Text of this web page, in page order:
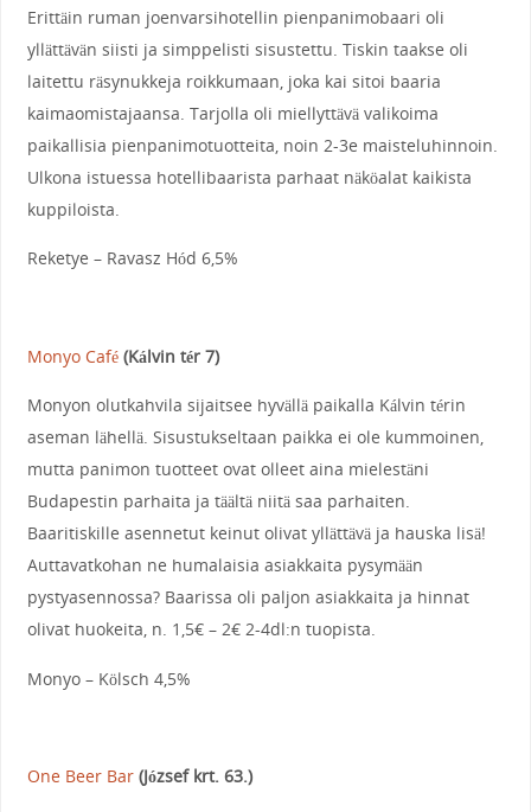
Erittäin ruman joenvarsihotellin pienpanimobaari oli
yllättävän siisti ja simppelisti sisustettu. Tiskin taakse oli
laitettu räsynukkeja roikkumaan, joka kai sitoi baaria
kaimaomistajaansa. Tarjolla oli miellyttävä valikoima
paikallisia pienpanimotuotteita, noin 2-3e maisteluhinnoin.
Ulkona istuessa hotellibaarista parhaat näköalat kaikista
kuppiloista.
Reketye – Ravasz Hód 6,5%
Monyo Café (Kálvin tér 7)
Monyon olutkahvila sijaitsee hyvällä paikalla Kálvin térin
aseman lähellä. Sisustukseltaan paikka ei ole kummoinen,
mutta panimon tuotteet ovat olleet aina mielestäni
Budapestin parhaita ja täältä niitä saa parhaiten.
Baaritiskille asennetut keinut olivat yllättävä ja hauska lisä!
Auttavatkohan ne humalaisia asiakkaita pysymään
pystyasennossa? Baarissa oli paljon asiakkaita ja hinnat
olivat huokeita, n. 1,5€ – 2€ 2-4dl:n tuopista.
Monyo – Kölsch 4,5%
One Beer Bar (József krt. 63.)